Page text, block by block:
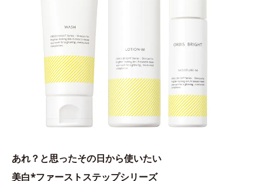
あれ？と思ったその日から使いたい
美白*ファーストステップシリーズ